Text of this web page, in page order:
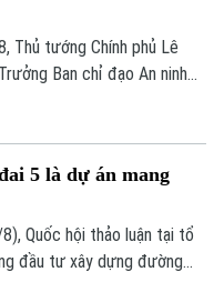
Thủ tướng Chính phủ Lê
Ban chỉ đạo An ninh
động do Ban Chỉ đạo An
chủ đề “Vì một không gian
cho mỗi người”.
5 là dự án mang
Quốc hội thảo luận tại tổ
đầu tư xây dựng đường